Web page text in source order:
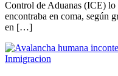
Control de Aduanas (ICE) lo
encontraba en coma, según
en […]
Inmigracion